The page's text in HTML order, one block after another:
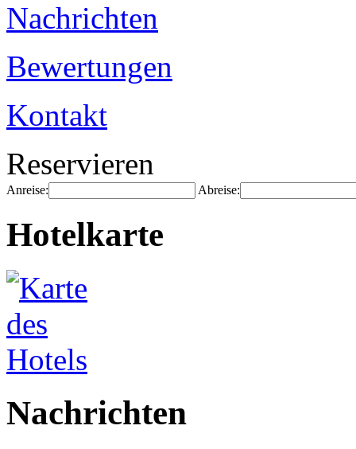
Nachrichten
Bewertungen
Kontakt
Reservieren
Anreise: Abreise:
Hotelkarte
Nachrichten